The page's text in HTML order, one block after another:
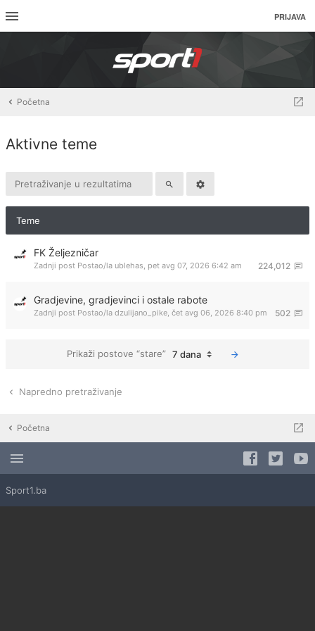
PRIJAVA
Početna
Aktivne teme
Teme
FK Željezničar
224,012
Zadnji post Postao/la ublehas, pet avg 07, 2026 6:42 am
Gradjevine, gradjevinci i ostale rabote
502
Zadnji post Postao/la dzulijano_pike, čet avg 06, 2026 8:40 pm
Prikaži postove “stare” 7 dana
Napredno pretraživanje
Početna
Sport1.ba